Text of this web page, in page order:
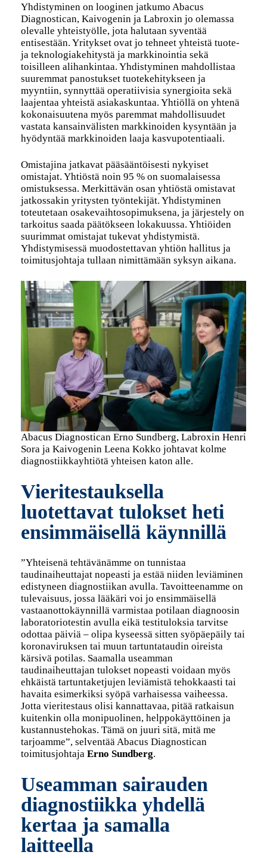
Yhdistyminen on looginen jatkumo Abacus
Diagnostican, Kaivogenin ja Labroxin jo olemassa
olevalle yhteistyölle, jota halutaan syventää
entisestään. Yritykset ovat jo tehneet yhteistä tuote-
ja teknologiakehitystä ja markkinointia sekä
toisilleen alihankintaa. Yhdistyminen mahdollistaa
suuremmat panostukset tuotekehitykseen ja
myyntiin, synnyttää operatiivisia synergioita sekä
laajentaa yhteistä asiakaskuntaa. Yhtiöllä on yhtenä
kokonaisuutena myös paremmat mahdollisuudet
vastata kansainvälisten markkinoiden kysyntään ja
hyödyntää markkinoiden laaja kasvupotentiaali.
Omistajina jatkavat pääsääntöisesti nykyiset
omistajat. Yhtiöstä noin 95 % on suomalaisessa
omistuksessa. Merkittävän osan yhtiöstä omistavat
jatkossakin yritysten työntekijät. Yhdistyminen
toteutetaan osakevaihtosopimuksena, ja järjestely on
tarkoitus saada päätökseen lokakuussa. Yhtiöiden
suurimmat omistajat tukevat yhdistymistä.
Yhdistymisessä muodostettavan yhtiön hallitus ja
toimitusjohtaja tullaan nimittämään syksyn aikana.
Abacus Diagnostican Erno Sundberg, Labroxin Henri
Sora ja Kaivogenin Leena Kokko johtavat kolme
diagnostiikkayhtiötä yhteisen katon alle.
Vieritestauksella
luotettavat tulokset heti
ensimmäisellä käynnillä
”Yhteisenä tehtävänämme on tunnistaa
taudinaiheuttajat nopeasti ja estää niiden leviäminen
edistyneen diagnostiikan avulla. Tavoitteenamme on
tulevaisuus, jossa lääkäri voi jo ensimmäisellä
vastaanottokäynnillä varmistaa potilaan diagnoosin
laboratoriotestin avulla eikä testituloksia tarvitse
odottaa päiviä – olipa kyseessä sitten syöpäepäily tai
koronaviruksen tai muun tartuntataudin oireista
kärsivä potilas. Saamalla useamman
taudinaiheuttajan tulokset nopeasti voidaan myös
ehkäistä tartuntaketjujen leviämistä tehokkaasti tai
havaita esimerkiksi syöpä varhaisessa vaiheessa.
Jotta vieritestaus olisi kannattavaa, pitää ratkaisun
kuitenkin olla monipuolinen, helppokäyttöinen ja
kustannustehokas. Tämä on juuri sitä, mitä me
tarjoamme”, selventää Abacus Diagnostican
toimitusjohtaja Erno Sundberg.
Useamman sairauden
diagnostiikka yhdellä
kertaa ja samalla
laitteella